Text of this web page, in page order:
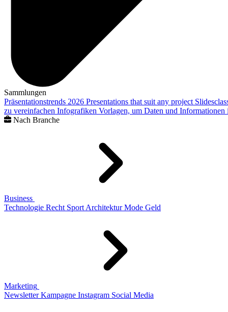
Sammlungen
Präsentationstrends 2026 Presentations that suit any project
zu vereinfachen Infografiken Vorlagen, um Daten und
Nach Branche
Business
Technologie Recht Sport Architektur Mode Geld
Marketing
Newsletter Kampagne Instagram Social Media